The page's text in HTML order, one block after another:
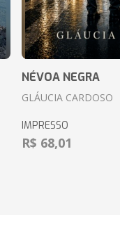
NÉVOA NEGRA
GLÁUCIA CARDOSO
IMPRESSO
R$ 68,01